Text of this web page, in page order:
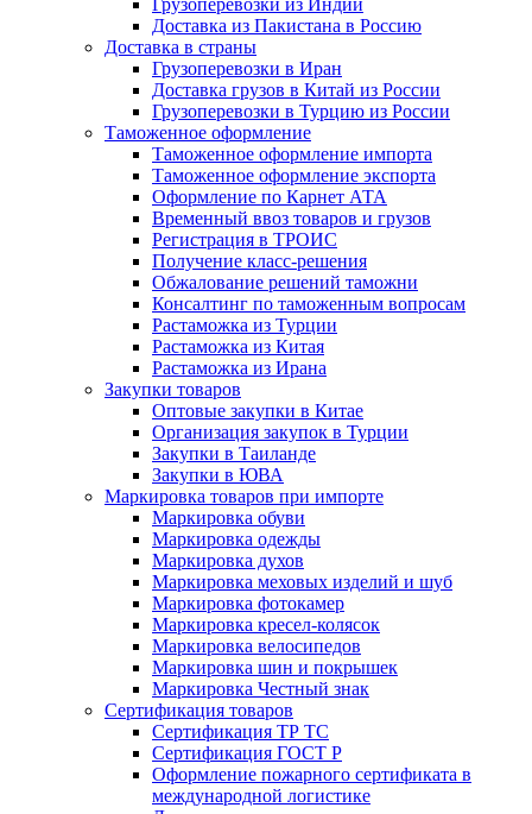
Доставка из Пакистана в Россию
Доставка в страны
Грузоперевозки в Иран
Доставка грузов в Китай из России
Грузоперевозки в Турцию из России
Таможенное оформление
Таможенное оформление импорта
Таможенное оформление экспорта
Оформление по Карнет АТА
Временный ввоз товаров и грузов
Регистрация в ТРОИС
Получение класс-решения
Обжалование решений таможни
Консалтинг по таможенным вопросам
Растаможка из Турции
Растаможка из Китая
Растаможка из Ирана
Закупки товаров
Оптовые закупки в Китае
Организация закупок в Турции
Закупки в Таиланде
Закупки в ЮВА
Маркировка товаров при импорте
Маркировка обуви
Маркировка одежды
Маркировка духов
Маркировка меховых изделий и шуб
Маркировка фотокамер
Маркировка кресел-колясок
Маркировка велосипедов
Маркировка шин и покрышек
Маркировка Честный знак
Сертификация товаров
Сертификация ТР ТС
Сертификация ГОСТ Р
Оформление пожарного сертификата в
международной логистике